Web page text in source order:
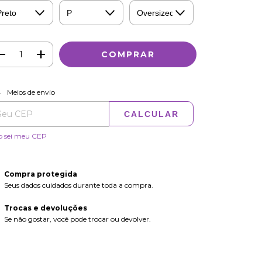
para o CEP:
Meios de envio
CALCULAR
sei meu CEP
Compra protegida
Seus dados cuidados durante toda a compra.
Trocas e devoluções
Se não gostar, você pode trocar ou devolver.